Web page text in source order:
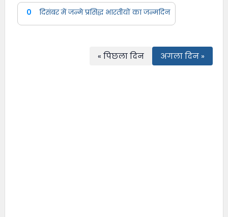
0 दिसंबर में जन्मे प्रसिद्ध भारतीयों का जन्मदिन
« पिछला दिन अगला दिन »